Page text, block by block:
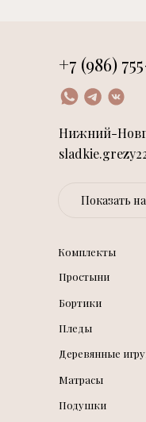
Комплекты
Простыни
Бортики
Матрасы
Пледы
Подушки
Деревянные
+7 (986)
Нижний-
Показать